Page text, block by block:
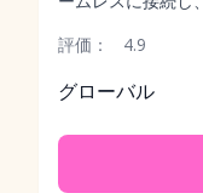
評価：
4.9
グローバル